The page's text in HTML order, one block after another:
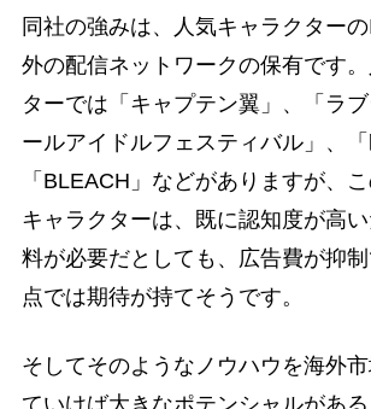
同社の強みは、人気キャラクター
外の配信ネットワークの保有です
ターでは「キャプテン翼」、「ラ
ールアイドルフェスティバル」、「
「BLEACH」などがありますが、
キャラクターは、既に認知度が高
料が必要だとしても、広告費が抑
点では期待が持てそうです。
そしてそのようなノウハウを海外